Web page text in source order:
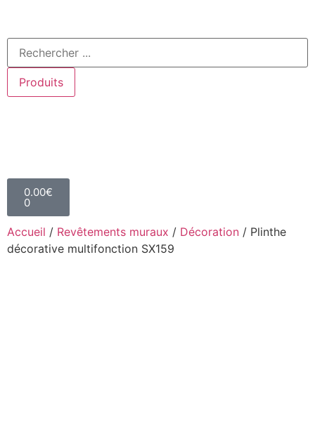
Produits
0.00€
0
Accueil / Revêtements muraux / Décoration / Plinthe
décorative multifonction SX159